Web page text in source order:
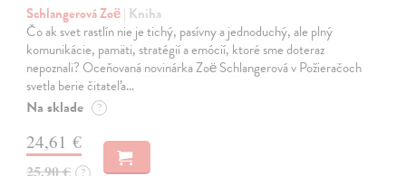
Schlangerová Zoë| Kniha
Čo ak svet rastlín nie je tichý, pasívny a jednoduchý, ale plný
komunikácie, pamäti, stratégií a emócií, ktoré sme doteraz
nepoznali? Oceňovaná novinárka Zoë Schlangerová v Požieračoch
svetla berie čitateľa…
Na sklade ?
24,61 €
25,90 € ?